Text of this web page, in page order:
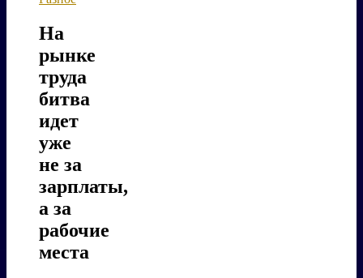
На
рынке
труда
битва
идет
уже
не за
зарплаты,
а за
рабочие
места